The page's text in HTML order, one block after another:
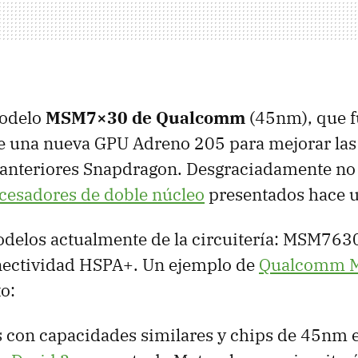
MSM7×30 de Qualcomm (45nm), que
una nueva GPUAdreno 205 para mejorar
Snapdragon. Desgraciadamente
de doble núcleo presentados hace
actualmente de la circuitería:
HSPA+. Un ejemplo de Qualcomm
con capacidades similares y chips de 45nm